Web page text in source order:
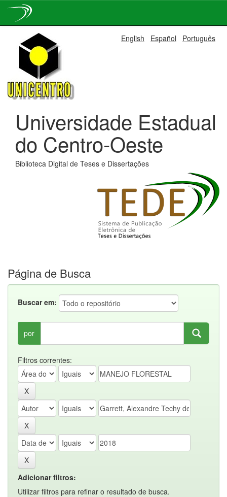
navigation
English Español Português
Universidade Estadual
do Centro-Oeste
Biblioteca Digital de Teses e Dissertações
Página de Busca
Buscar em:
por
Filtros correntes:
Adicionar filtros:
Utilizar filtros para refinar o resultado de busca.